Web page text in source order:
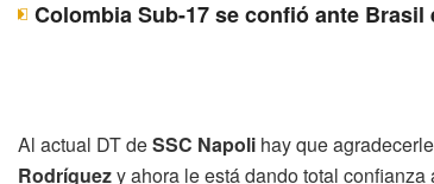
Colombia Sub-17 se confió ante
Al actual DT deSSC Napoli hay que
Rodríguezy ahora le está dando total confianza